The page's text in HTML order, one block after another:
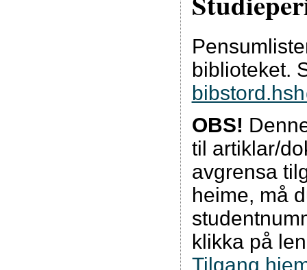
biblioteket.
OBS!
til artiklar/
avgrensa
heime, må
klikka på
Tilgang